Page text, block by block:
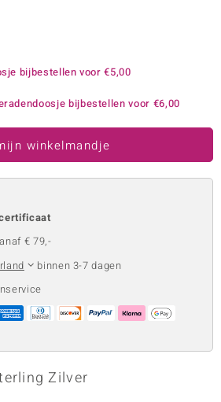
bijbestellen voor€5,00
bijbestellen voor €6,00
winkelmandje
€ 79,-
binnen 3-7 dagen
Zilver